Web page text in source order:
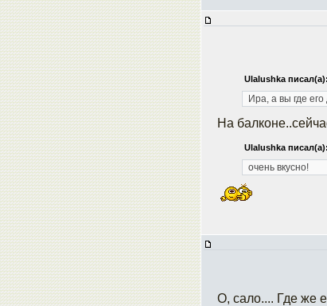
Ulalushka писал(а):
Ира, а вы где
На
Ulalushka писал(а):
очень вкусно!
О, сало.... Где же